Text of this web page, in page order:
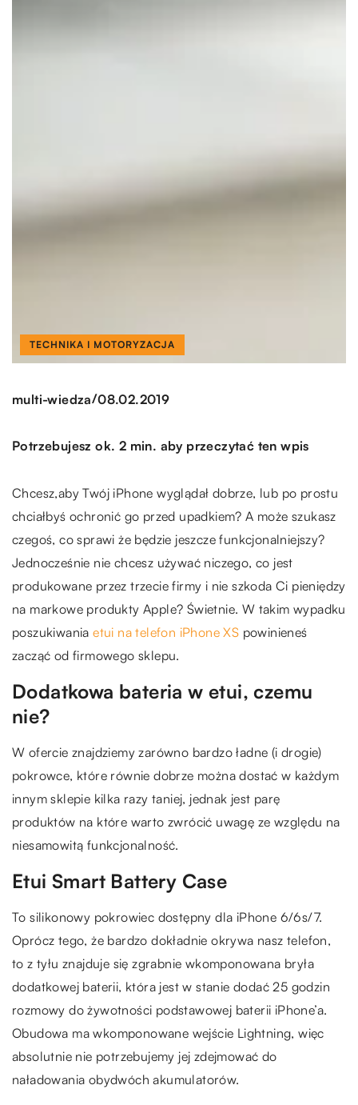
TECHNIKA I MOTORYZACJA
multi-wiedza/08.02.2019
Potrzebujesz ok. 2 min. aby przeczytać ten wpis
Chcesz,aby Twój iPhone wyglądał dobrze, lub po prostu
chciałbyś ochronić go przed upadkiem? A może szukasz
czegoś, co sprawi że będzie jeszcze funkcjonalniejszy?
Jednocześnie nie chcesz używać niczego, co jest
produkowane przez trzecie firmy i nie szkoda Ci pieniędzy
na markowe produkty Apple? Świetnie. W takim wypadku
poszukiwaniaetui na telefon iPhone XS powinieneś
zacząć od firmowego sklepu.
Dodatkowa bateria w etui, czemu
nie?
W ofercie znajdziemy zarówno bardzo ładne (i drogie)
pokrowce, które równie dobrze można dostać w każdym
innym sklepie kilka razy taniej, jednak jest parę
produktów na które warto zwrócić uwagę ze względu na
niesamowitą funkcjonalność.
Etui Smart Battery Case
To silikonowy pokrowiec dostępny dla iPhone 6/6s/7.
Oprócz tego, że bardzo dokładnie okrywa nasz telefon,
to z tyłu znajduje się zgrabnie wkomponowana bryła
dodatkowej baterii, która jest w stanie dodać 25 godzin
rozmowy do żywotności podstawowej baterii iPhone’a.
Obudowa ma wkomponowane wejście Lightning, więc
absolutnie nie potrzebujemy jej zdejmować do
naładowania obydwóch akumulatorów.